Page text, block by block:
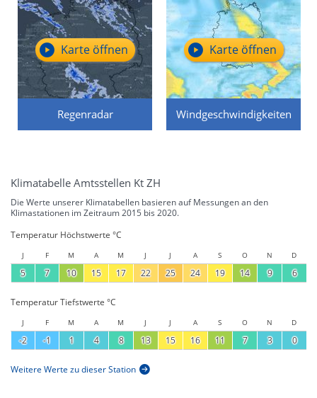
Regenradar
Karte öffnen
Windgeschwindigkeiten
Karte öffnen
Klimatabelle Amtsstellen Kt ZH
Die Werte unserer Klimatabellen basieren auf Messungen an den
Klimastationen im Zeitraum 2015 bis 2020.
Temperatur Höchstwerte °C
J F M A M J J A S O N D
5 7 10 15 17 22 25 24 19 14 9 6
Temperatur Tiefstwerte °C
J F M A M J J A S O N D
-2 -1 1 4 8 13 15 16 11 7 3 0
Weitere Werte zu dieser Station